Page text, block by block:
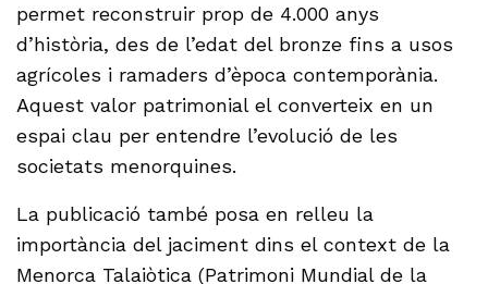
permet reconstruir prop de 4.000 anys
d’història, des de l’edat del bronze fins a usos
agrícoles i ramaders d’època contemporània.
Aquest valor patrimonial el converteix en un
espai clau per entendre l’evolució de les
societats menorquines.
La publicació també posa en relleu la
importància del jaciment dins el context de la
Menorca Talaiòtica (Patrimoni Mundial de la